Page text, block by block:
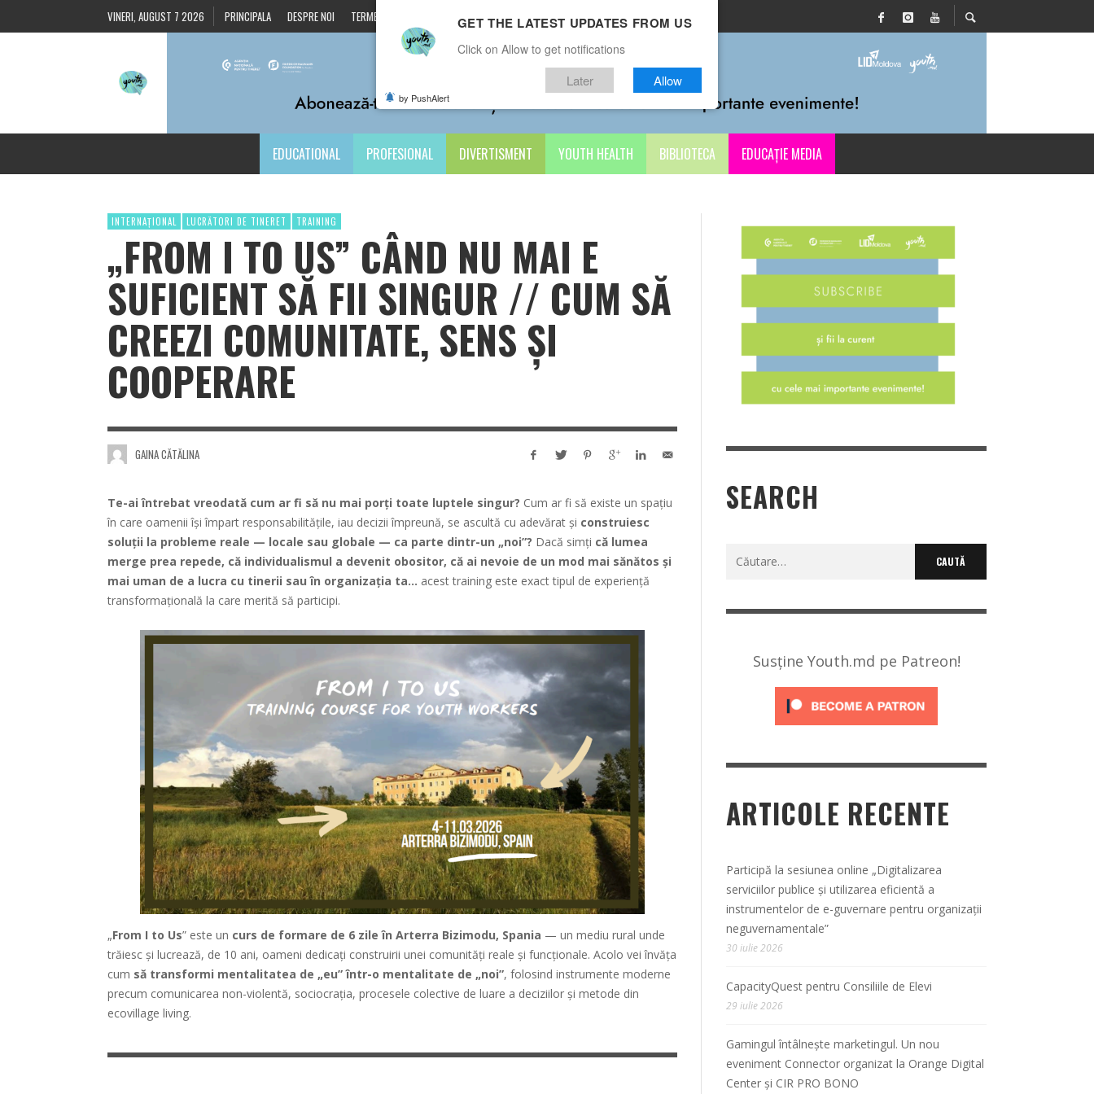
VINERI, AUGUST 7 2026 PRINCIPALA DESPRE NOI TERMENI ȘI CONDIȚII CONTACTE
EDUCATIONAL PROFESIONAL DIVERTISMENT YOUTH HEALTH BIBLIOTECA EDUCAȚIE MEDIA
INTERNAȚIONAL LUCRĂTORI DE TINERET TRAINING
„FROM I TO US” CÂND NU MAI E
SUFICIENT SĂ FII SINGUR // CUM SĂ
CREEZI COMUNITATE, SENS ȘI
COOPERARE
GAINA CĂTĂLINA
Te-ai întrebat vreodată cum ar fi să nu mai porți toate luptele singur? Cum ar fi să existe un spațiu
în care oamenii își împart responsabilitățile, iau decizii împreună, se ascultă cu adevărat și construiesc
soluții la probleme reale — locale sau globale — ca parte dintr-un „noi”? Dacă simți că lumea
merge prea repede, că individualismul a devenit obositor, că ai nevoie de un mod mai sănătos și
mai uman de a lucra cu tinerii sau în organizația ta… acest training este exact tipul de experiență
transformațională la care merită să participi.
„From I to Us” este un curs de formare de 6 zile în Arterra Bizimodu, Spania — un mediu rural unde
trăiesc și lucrează, de 10 ani, oameni dedicați construirii unei comunități reale și funcționale. Acolo vei învăța
cum să transformi mentalitatea de „eu” într-o mentalitate de „noi”, folosind instrumente moderne
precum comunicarea non-violentă, sociocrația, procesele colective de luare a deciziilor și metode din
ecovillage living.
SEARCH
Caută
Susține Youth.md pe Patreon!
ARTICOLE RECENTE
Participă la sesiunea online „Digitalizarea
serviciilor publice și utilizarea eficientă a
instrumentelor de e-guvernare pentru organizații
neguvernamentale”
30 iulie 2026
CapacityQuest pentru Consiliile de Elevi
29 iulie 2026
Gamingul întâlnește marketingul. Un nou
eveniment Connector organizat la Orange Digital
Center și CIR PRO BONO
GET THE LATEST UPDATES FROM US
Click on Allow to get notifications
Later Allow
by PushAlert